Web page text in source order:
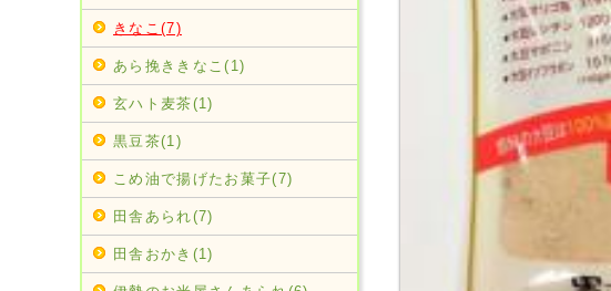
きなこ(7)
あら挽ききなこ(1)
玄ハト麦茶(1)
黒豆茶(1)
こめ油で揚げたお菓子(7)
田舎あられ(7)
田舎おかき(1)